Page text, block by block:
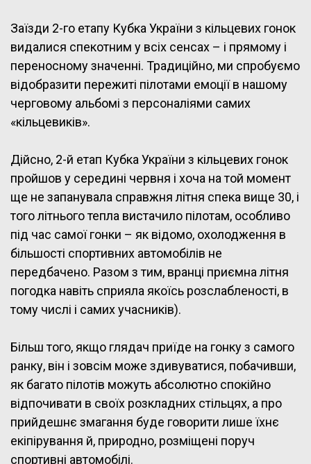
Заїзди 2-го етапу Кубка України з кільцевих гонок
видалися спекотним у всіх сенсах – і прямому і
переносному значенні. Традиційно, ми спробуємо
відобразити пережиті пілотами емоції в нашому
черговому альбомі з персоналіями самих
«кільцевиків».
Дійсно, 2-й етап Кубка України з кільцевих гонок
пройшов у середині червня і хоча на той момент
ще не запанувала справжня літня спека вище 30, і
того літнього тепла вистачило пілотам, особливо
під час самої гонки – як відомо, охолодження в
більшості спортивних автомобілів не
передбачено. Разом з тим, вранці приємна літня
погодка навіть сприяла якоїсь розслабленості, в
тому числі і самих учасників).
Більш того, якщо глядач приїде на гонку з самого
ранку, він і зовсім може здивуватися, побачивши,
як багато пілотів можуть абсолютно спокійно
відпочивати в своїх розкладних стільцях, а про
прийдешнє змагання буде говорити лише їхнє
екіпірування й, природно, розміщені поруч
спортивні автомобілі.